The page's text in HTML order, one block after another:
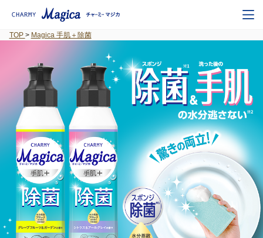
TOP > Magica 手肌＋除菌